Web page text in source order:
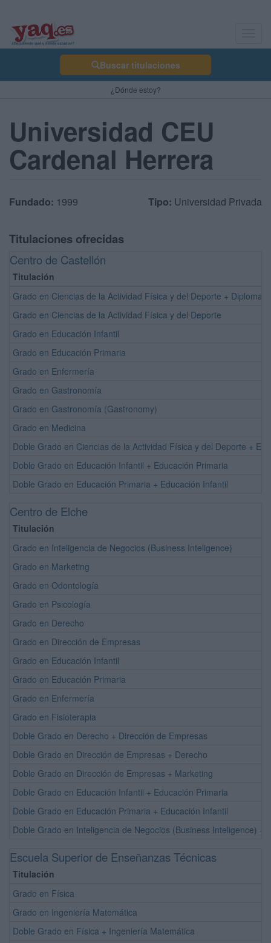
Buscar titulaciones
¿Dónde estoy?
Universidad CEU
Cardenal Herrera
Fundado: 1999 Tipo: Universidad Privada
Titulaciones ofrecidas
Centro de Castellón
Titulación
Grado en Ciencias de la Actividad Física y del Deporte + Diploma
Grado en Ciencias de la Actividad Física y del Deporte
Grado en Educación Infantil
Grado en Educación Primaria
Grado en Enfermería
Grado en Gastronomía
Grado en Gastronomía (Gastronomy)
Grado en Medicina
Doble Grado en Ciencias de la Actividad Física y del Deporte +
Doble Grado en Educación Infantil + Educación Primaria
Doble Grado en Educación Primaria + Educación Infantil
Centro de Elche
Titulación
Grado en Inteligencia de Negocios (Business Inteligence)
Grado en Marketing
Grado en Odontología
Grado en Psicología
Grado en Derecho
Grado en Dirección de Empresas
Grado en Educación Infantil
Grado en Educación Primaria
Grado en Enfermería
Grado en Fisioterapia
Doble Grado en Derecho + Dirección de Empresas
Doble Grado en Dirección de Empresas + Derecho
Doble Grado en Dirección de Empresas + Marketing
Doble Grado en Educación Infantil + Educación Primaria
Doble Grado en Educación Primaria + Educación Infantil
Doble Grado en Inteligencia de Negocios (Business Inteligence) +
Escuela Superior de Enseñanzas Técnicas
Titulación
Grado en Física
Grado en Ingeniería Matemática
Doble Grado en Física + Ingeniería Matemática